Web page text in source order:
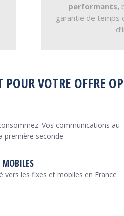
performants,
garantie de temps
VOTRE OFFRE
Vos communications au
première seconde
vers les fixes et mobiles en France